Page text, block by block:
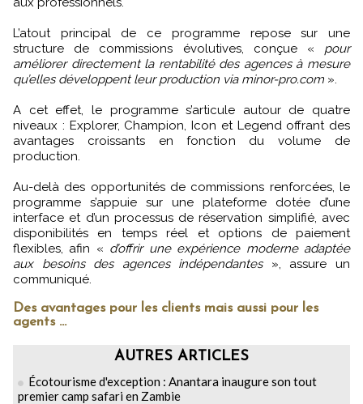
L’atout principal de ce programme repose sur une
structure de commissions évolutives, conçue « pour
améliorer directement la rentabilité des agences à mesure
qu’elles développent leur production via minor-pro.com ».
A cet effet, le programme s’articule autour de quatre
niveaux : Explorer, Champion, Icon et Legend offrant des
avantages croissants en fonction du volume de
production.
Au-delà des opportunités de commissions renforcées, le
programme s’appuie sur une plateforme dotée d’une
interface et d’un processus de réservation simplifié, avec
disponibilités en temps réel et options de paiement
flexibles, afin « d’offrir une expérience moderne adaptée
aux besoins des agences indépendantes », assure un
communiqué.
Des avantages pour les clients mais aussi pour les
agents …
AUTRES ARTICLES
Écotourisme d'exception : Anantara inaugure son tout
premier camp safari en Zambie